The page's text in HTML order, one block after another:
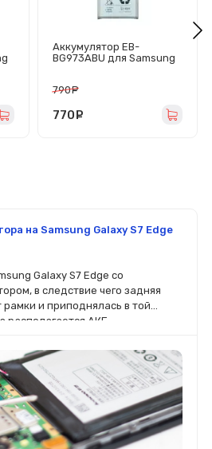
Аккумулятор EB-
BG973ABU для Samsung
790
770
на Samsung Galaxy S7 Edge
Galaxy S7 Edge со
в следствие чего задняя
и приподнялась в той
располагается АКБ.